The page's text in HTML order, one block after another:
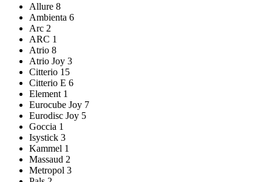
Allure 8
Ambienta 6
Arc 2
ARC 1
Atrio 8
Atrio Joy 3
Citterio 15
Citterio E 6
Element 1
Eurocube Joy 7
Eurodisc Joy 5
Goccia 1
Isystick 3
Kammel 1
Massaud 2
Metropol 3